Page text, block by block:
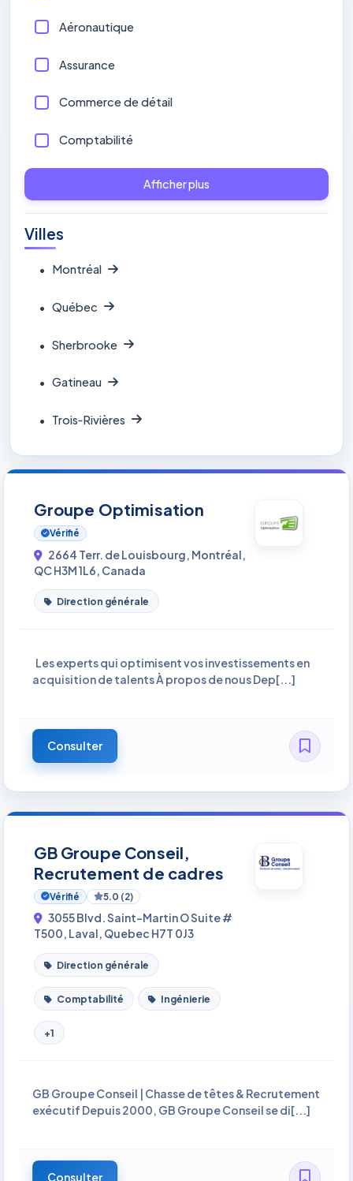
Aéronautique
Assurance
Commerce de détail
Comptabilité
Afficher plus
Villes
• Montréal
• Québec
• Sherbrooke
• Gatineau
• Trois‑Rivières
Groupe Optimisation
Vérifié
2664 Terr. de Louisbourg, Montréal,
QC H3M 1L6, Canada
Direction générale
Les experts qui optimisent vos investissements en
acquisition de talents À propos de nous Dep[...]
Consulter
GB Groupe Conseil,
Recrutement de cadres
Vérifié 5.0 (2)
3055 Blvd. Saint-Martin O Suite #
T500, Laval, Quebec H7T 0J3
Direction générale
Comptabilité Ingénierie
+1
GB Groupe Conseil | Chasse de têtes & Recrutement
exécutif Depuis 2000, GB Groupe Conseil se di[...]
Consulter